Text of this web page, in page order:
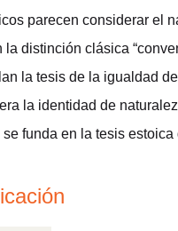
parecen considerar el
distinción clásica
la tesis de la igualdad
la identidad de
funda en la tesis